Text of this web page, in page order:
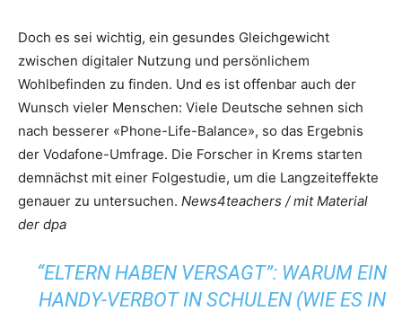
Doch es sei wichtig, ein gesundes Gleichgewicht
zwischen digitaler Nutzung und persönlichem
Wohlbefinden zu finden. Und es ist offenbar auch der
Wunsch vieler Menschen: Viele Deutsche sehnen sich
nach besserer «Phone-Life-Balance», so das Ergebnis
der Vodafone-Umfrage. Die Forscher in Krems starten
demnächst mit einer Folgestudie, um die Langzeiteffekte
genauer zu untersuchen. News4teachers / mit Material
der dpa
“ELTERN HABEN VERSAGT”: WARUM EIN
HANDY-VERBOT IN SCHULEN (WIE ES IN